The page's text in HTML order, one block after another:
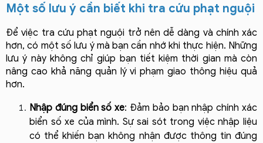
Một số lưu ý cần biết khi tra cứu phạt nguội
Để việc tra cứu phạt nguội trở nên dễ dàng và chính xác
hơn, có một số lưu ý mà bạn cần nhớ khi thực hiện. Những
lưu ý này không chỉ giúp bạn tiết kiệm thời gian mà còn
nâng cao khả năng quản lý vi phạm giao thông hiệu quả
hơn.
Nhập đúng biển số xe: Đảm bảo bạn nhập chính xác
biển số xe của mình. Sự sai sót trong việc nhập liệu
có thể khiến bạn không nhận được thông tin đúng